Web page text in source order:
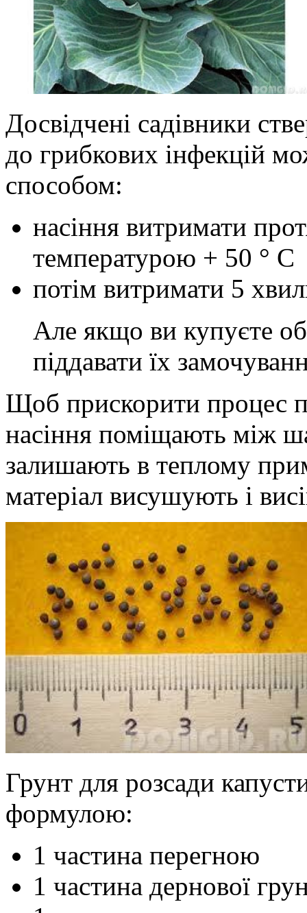
Досвідчені садівники
до грибкових інфекцій
способом:
насіння витримати
температурою + 50 ° С
потім витримати 5
Але якщо ви купуєте
піддавати їх
Щоб прискорити процес
насіння поміщають між
залишають в теплому
матеріал висушують і
Грунт для розсади
формулою:
1 частина перегною
1 частина дернової